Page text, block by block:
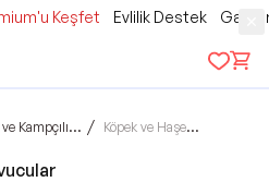
Keşfet Evlilik Destek
Malzemeleri / Köpek ve Haşere Kovucular